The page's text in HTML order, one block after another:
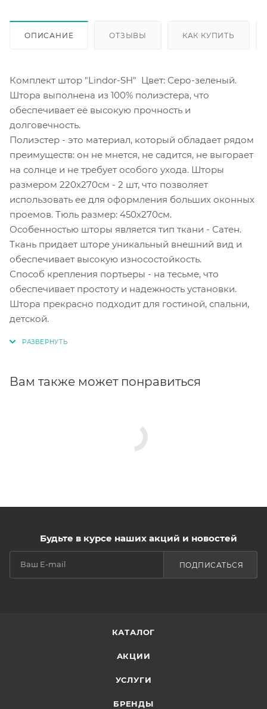
ОПИСАНИЕ ОТЗЫВЫ КАК КУПИТЬ
Комплект штор "Lindor-SH" Цвет: Серо-зеленый.
Штора выполнена из 100% полиэстера, что
обеспечивает её высокую прочность и
долговечность.
Полиэстер - это материал, который обладает рядом
преимуществ: он не мнется, не садится, не выгорает
на солнце и не требует особого ухода. Шторы
размером 220х270см - 2 шт, что позволяет
использовать ее для оформления больших оконных
проемов. Тюль размер: 450х270см.
Особенностью шторы является тип ткани - Сатен.
Ткань придает шторе уникальный внешний вид и
обеспечивает высокую износостойкость.
Способ крепления портьеры - на тесьме, что
обеспечивает простоту и надежность установки.
Штора прекрасно подходит для гостиной, спальни,
детской.
Вам также может понравиться
Будьте в курсе наших акций и новостей
ПОДПИСАТЬСЯ
КАТАЛОГ
АКЦИИ
УСЛУГИ
БРЕНДЫ